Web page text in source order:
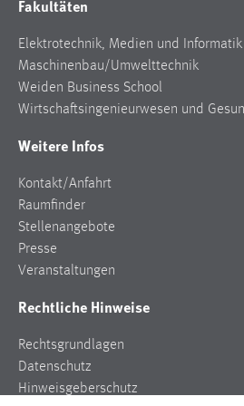
Fakultäten
Elektrotechnik, Medien und Informatik
Maschinenbau/Umwelttechnik
Weiden Business School
Wirtschaftsingenieurwesen und
Weitere Infos
Kontakt/Anfahrt
Raumfinder
Stellenangebote
Presse
Veranstaltungen
Rechtliche Hinweise
Rechtsgrundlagen
Datenschutz
Hinweisgeberschutz
Cookie Laufzeit:
3 Monate
_fbp
Anbieter:
Facebook
Zweck:
3 Monate